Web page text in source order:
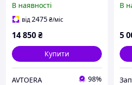
задней частью порога на
кузове
В наявності
від2475₴/міс
14 850₴
Купити
AVTOERA 98%
В
5